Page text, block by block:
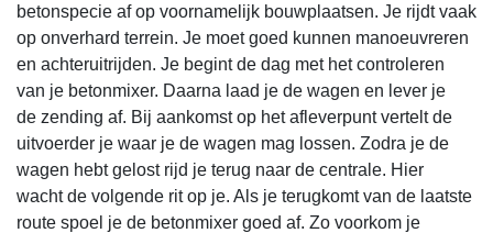
betonspecie af op voornamelijk bouwplaatsen. Je rijdt vaak
op onverhard terrein. Je moet goed kunnen manoeuvreren
en achteruitrijden. Je begint de dag met het controleren
van je betonmixer. Daarna laad je de wagen en lever je
de zending af. Bij aankomst op het afleverpunt vertelt de
uitvoerder je waar je de wagen mag lossen. Zodra je de
wagen hebt gelost rijd je terug naar de centrale. Hier
wacht de volgende rit op je. Als je terugkomt van de laatste
route spoel je de betonmixer goed af. Zo voorkom je